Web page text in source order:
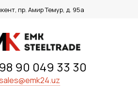
пр. Амир Темур, д. 95а
90 049 33 30